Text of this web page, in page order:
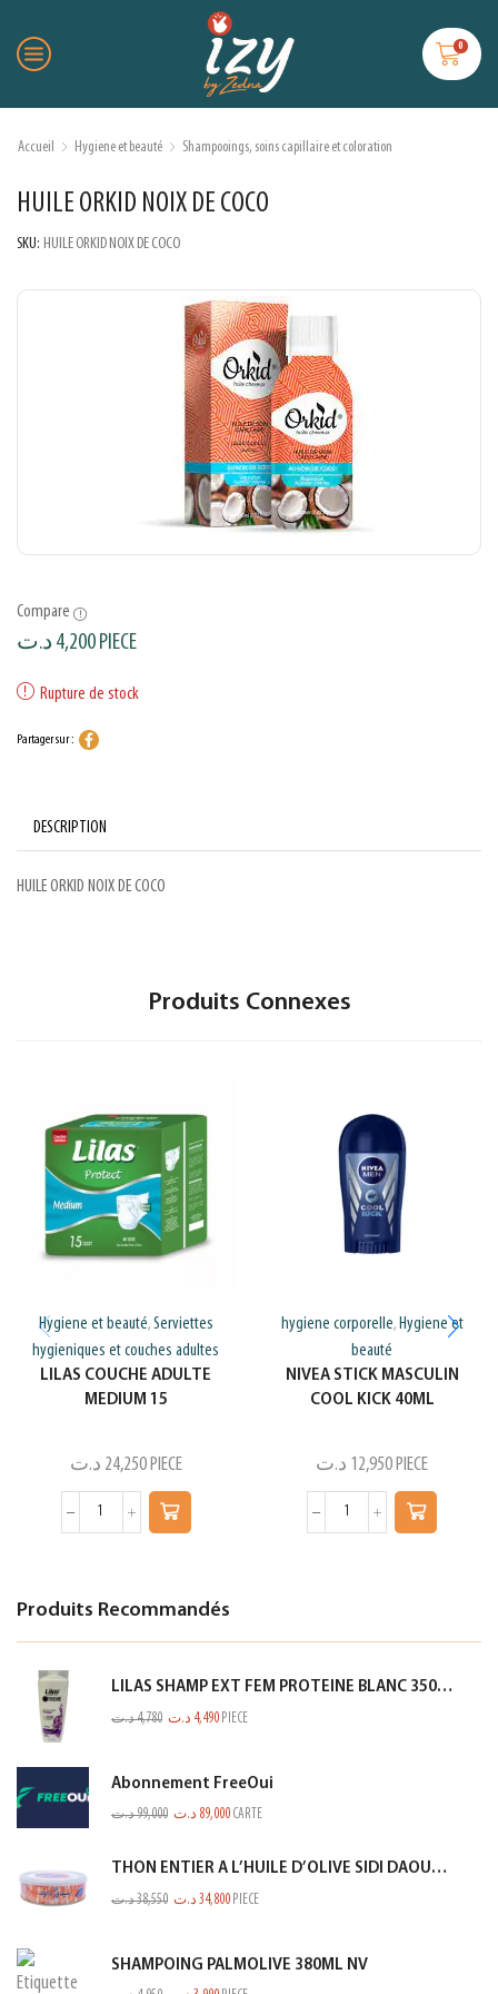
0
Accueil Hygiene et beauté Shampooings, soins capillaire et coloration
HUILE ORKID NOIX DE COCO
SKU: HUILE ORKID NOIX DE COCO
Compare
4,200د.ت PIECE
Rupture de stock
Partager sur :
DESCRIPTION
HUILE ORKID NOIX DE COCO
Produits Connexes
Hygiene et beauté, Serviettes
hygieniques et couches adultes
LILAS COUCHE ADULTE
MEDIUM 15
24,250 د.ت PIECE
hygiene corporelle, Hygiene et
beauté
NIVEA STICK MASCULIN
COOL KICK 40ML
12,950 د.ت PIECE
Produits Recommandés
LILAS SHAMP EXT FEM PROTEINE BLANC 350ML
4,780د.ت 4,490 د.ت PIECE
Abonnement FreeOui
99,000د.ت 89,000 د.ت CARTE
THON ENTIER A L’HUILE D’OLIVE SIDI DAOUD 950G
38,550د.ت 34,800 د.ت PIECE
SHAMPOING PALMOLIVE 380ML NV